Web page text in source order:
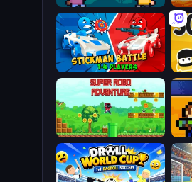
Multiplayer Quick Tag
Stickman battle 1-4 Players
Super Robo - Adventure